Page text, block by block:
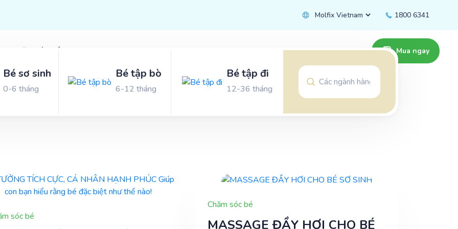
1800 6341
Molfix Toàn Cầu Mua ngay
trở nên
nào!
Bé sơ sinh
0-6 tháng
Bé tập bò
6-12 tháng
Bé tập đi
12-36 tháng
sóc bé
Chăm sóc bé
MASSAGE ĐẦY HƠI CHO BÉ